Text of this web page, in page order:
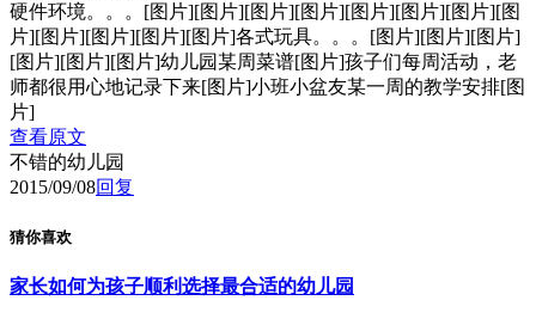
硬件环境。。。[图片][图片][图片][图片][图片][图片][图片][图
片][图片][图片][图片][图片]各式玩具。。。[图片][图片][图片]
[图片][图片][图片]幼儿园某周菜谱[图片]孩子们每周活动，老
师都很用心地记录下来[图片]小班小盆友某一周的教学安排[图
片]
查看原文
不错的幼儿园
2015/09/08回复
猜你喜欢
家长如何为孩子顺利选择最合适的幼儿园